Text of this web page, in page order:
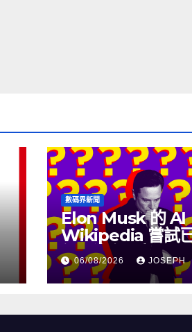
數碼界新聞
Elon Musk 的 AI
Wikipedia 嘗試
個月沒有更新了
06/08/2026 JOSEPH